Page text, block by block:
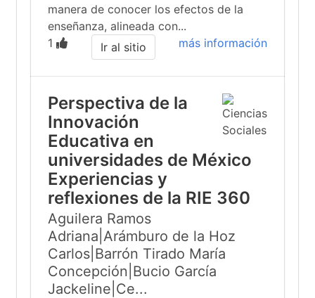
manera de conocer los efectos de la
enseñanza, alineada con...
1
más información
Ir al sitio
Perspectiva de la
Innovación
Educativa en
universidades de México
Experiencias y
reflexiones de la RIE 360
Aguilera Ramos
Adriana|Arámburo de la Hoz
Carlos|Barrón Tirado María
Concepción|Bucio García
Jackeline|Ce...